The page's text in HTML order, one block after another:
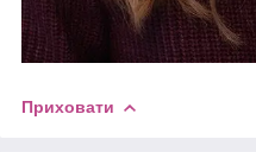
Приховати